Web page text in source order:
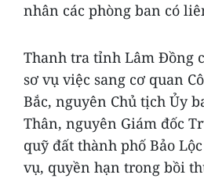
nhân các phòng ban có
Thanh tra tỉnh Lâm Đồng
sơ vụ việc sang cơ quan
Bắc, nguyên Chủ tịch Ủy
Thân, nguyên Giám đốc
quỹ đất thành phố Bảo
vụ, quyền hạn trong bồi